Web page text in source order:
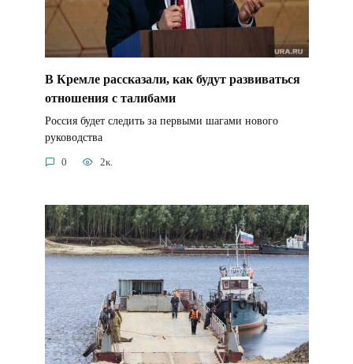
В Кремле рассказали, как будут развиваться
отношения с талибами
Россия будет следить за первыми шагами нового
руководства
0 2к.